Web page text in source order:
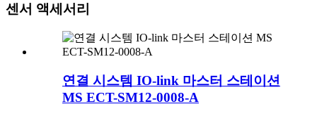
센서 액세서리
연결 시스템 IO-link 마스터 스테이션
MS ECT-SM12-0008-A